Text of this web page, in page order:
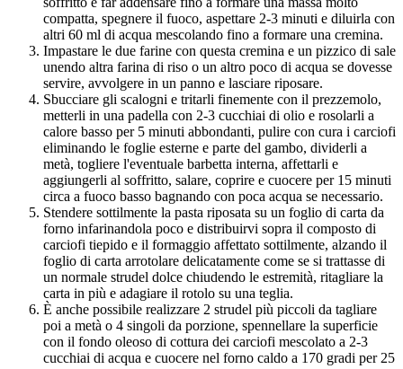
compatta, spegnere il fuoco, aspettare 2-3 minuti e diluirla con
altri 60 ml di acqua mescolando fino a formare una cremina.
Impastare le due farine con questa cremina e un pizzico di sale
unendo altra farina di riso o un altro poco di acqua se dovesse
servire, avvolgere in un panno e lasciare riposare.
Sbucciare gli scalogni e tritarli finemente con il prezzemolo,
metterli in una padella con 2-3 cucchiai di olio e rosolarli a
calore basso per 5 minuti abbondanti, pulire con cura i carciofi
eliminando le foglie esterne e parte del gambo, dividerli a
metà, togliere l'eventuale barbetta interna, affettarli e
aggiungerli al soffritto, salare, coprire e cuocere per 15 minuti
circa a fuoco basso bagnando con poca acqua se necessario.
Stendere sottilmente la pasta riposata su un foglio di carta da
forno infarinandola poco e distribuirvi sopra il composto di
carciofi tiepido e il formaggio affettato sottilmente, alzando il
foglio di carta arrotolare delicatamente come se si trattasse di
un normale strudel dolce chiudendo le estremità, ritagliare la
carta in più e adagiare il rotolo su una teglia.
È anche possibile realizzare 2 strudel più piccoli da tagliare
poi a metà o 4 singoli da porzione, spennellare la superficie
con il fondo oleoso di cottura dei carciofi mescolato a 2-3
cucchiai di acqua e cuocere nel forno caldo a 170 gradi per 25